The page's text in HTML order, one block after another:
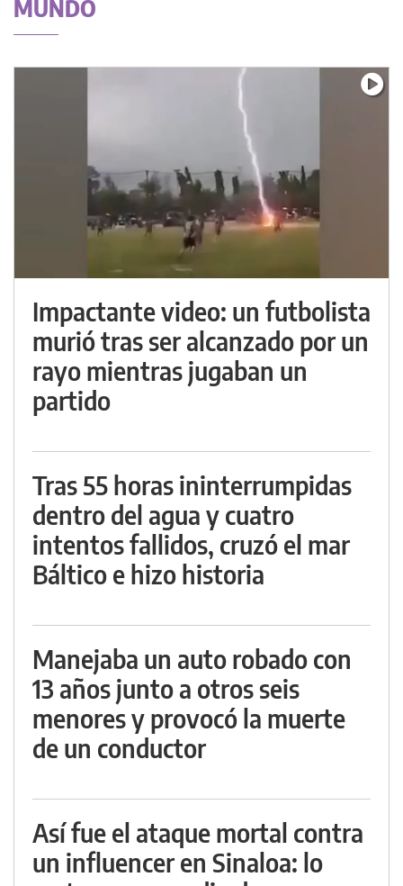
MUNDO
Impactante video: un futbolista
murió tras ser alcanzado por un
rayo mientras jugaban un
partido
Tras 55 horas ininterrumpidas
dentro del agua y cuatro
intentos fallidos, cruzó el mar
Báltico e hizo historia
Manejaba un auto robado con
13 años junto a otros seis
menores y provocó la muerte
de un conductor
Así fue el ataque mortal contra
un influencer en Sinaloa: lo